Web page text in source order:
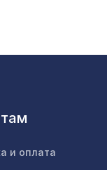
2097 ₽
и оплата